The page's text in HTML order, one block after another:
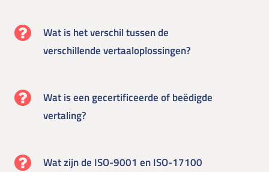
Wat is het verschil tussen de
verschillende vertaaloplossingen?
Wat is een gecertificeerde of beëdigde
vertaling?
Wat zijn de ISO-9001 en ISO-17100